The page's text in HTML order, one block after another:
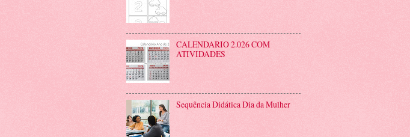
CALENDARIO 2.026 COM
ATIVIDADES
Sequência Didática Dia da Mulher